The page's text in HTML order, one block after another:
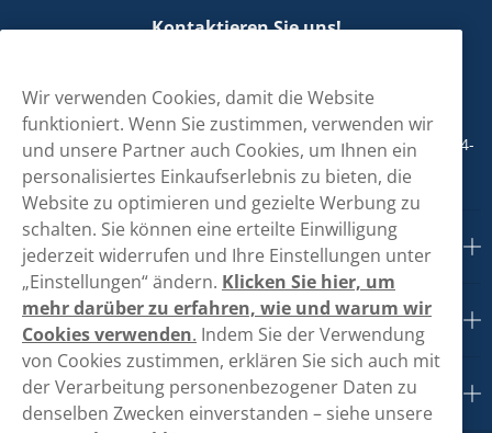
Kontaktieren Sie uns!
+498001800890
Mo/Di/Fr: 09-17 Uhr (Pause 12-13) Mi/Do: 10-19 Uhr (Pause 14-
15)
Kundendienst
Links
Über uns
Wir verwenden Cookies, damit die Website
funktioniert. Wenn Sie zustimmen, verwenden wir
und unsere Partner auch Cookies, um Ihnen ein
personalisiertes Einkaufserlebnis zu bieten, die
Website zu optimieren und gezielte Werbung zu
schalten. Sie können eine erteilte Einwilligung
jederzeit widerrufen und Ihre Einstellungen unter
„Einstellungen“ ändern. Klicken Sie hier, um
mehr darüber zu erfahren, wie und warum wir
Cookies verwenden. Indem Sie der Verwendung
von Cookies zustimmen, erklären Sie sich auch mit
der Verarbeitung personenbezogener Daten zu
denselben Zwecken einverstanden – siehe unsere